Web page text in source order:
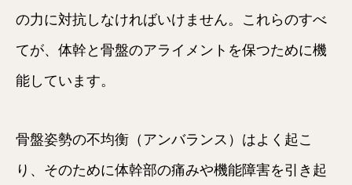
の力に対抗しなければいけません。これらのすべ
てが、体幹と骨盤のアライメントを保つために機
能しています。
骨盤姿勢の不均衡（アンバランス）はよく起こ
り、そのために体幹部の痛みや機能障害を引き起